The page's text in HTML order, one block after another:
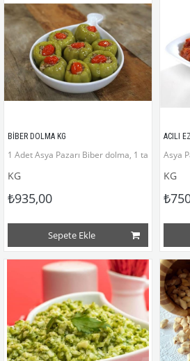
BİBER DOLMA KG
1 Adet Asya Pazarı Biber dolma, 1 tanesi
KG
₺935,00
Sepete Ekle
ACILI
Asya
KG